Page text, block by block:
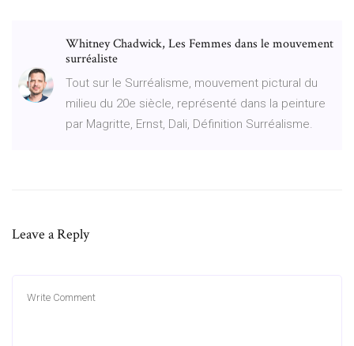
Whitney Chadwick, Les Femmes dans le mouvement
surréaliste
Tout sur le Surréalisme, mouvement pictural du
milieu du 20e siècle, représenté dans la peinture
par Magritte, Ernst, Dali, Définition Surréalisme.
Leave a Reply